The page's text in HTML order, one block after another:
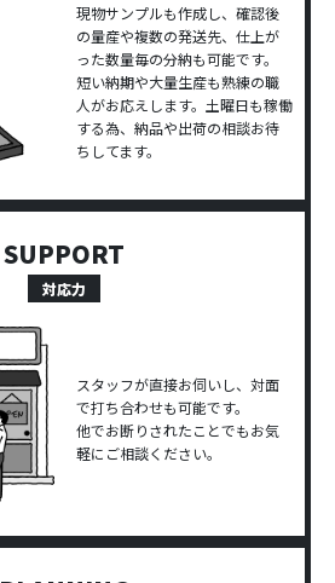
現物サンプルも作成し、確認後
の量産や複数の発送先、仕上が
った数量毎の分納も可能です。
短い納期や大量生産も熟練の職
人がお応えします。土曜日も稼働
する為、納品や出荷の相談お待
ちしてます。
SUPPORT
対応力
スタッフが直接お伺いし、対面
で打ち合わせも可能です。
他でお断りされたことでもお気
軽にご相談ください。